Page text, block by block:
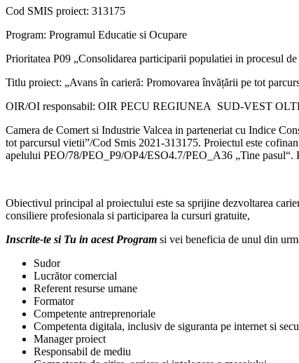
Cod SMIS proiect: 313175
Program: Programul Educatie si Ocupare
Prioritatea P09 „Consolidarea participarii populatiei in procesul
Titlu proiect: „Avans în carieră: Promovarea învățării pe tot
OIR/OI responsabil: OIR PECU REGIUNEA SUD-VEST
Camera de Comert si Industrie Valcea in parteneriat cu Indice
tot parcursul vietii”/Cod Smis 2021-313175. Proiectul este
apelului PEO/78/PEO_P9/OP4/ESO4.7/PEO_A36 „Tine
Obiectivul principal al proiectului este sa sprijine dezvoltarea
consiliere profesionala si participarea la cursuri gratuite,
Inscrite-te si Tu in acest Program si vei beneficia de unul din
Sudor
Lucrător comercial
Referent resurse umane
Formator
Competente antreprenoriale
Competenta digitala, inclusiv de siguranta pe internet si
Manager proiect
Responsabil de mediu